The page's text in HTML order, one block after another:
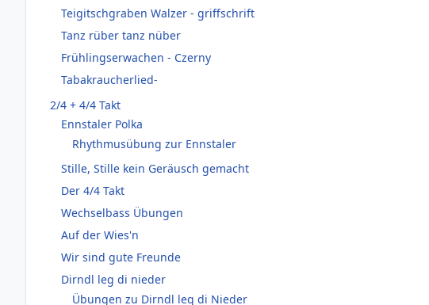
Teigitschgraben Walzer - griffschrift
Tanz rüber tanz nüber
Frühlingserwachen - Czerny
Tabakraucherlied-
2/4 + 4/4 Takt
Ennstaler Polka
Rhythmusübung zur Ennstaler
Stille, Stille kein Geräusch gemacht
Der 4/4 Takt
Wechselbass Übungen
Auf der Wies'n
Wir sind gute Freunde
Dirndl leg di nieder
Übungen zu Dirndl leg di Nieder